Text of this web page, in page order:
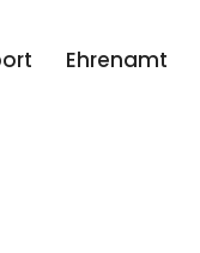
Ehrenamt